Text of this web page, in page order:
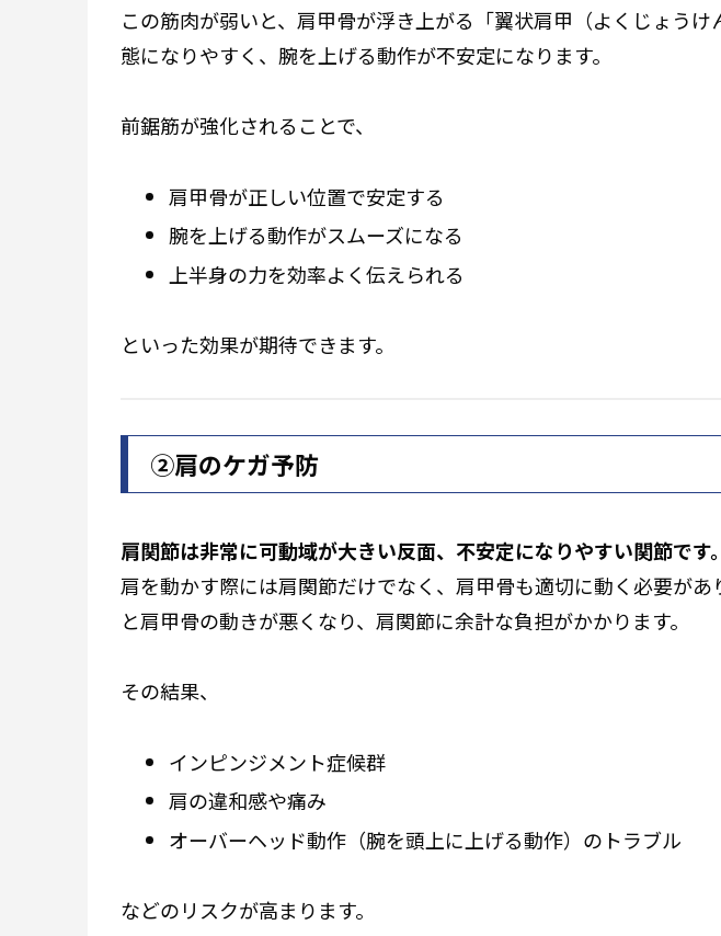
この筋肉が弱いと、肩甲骨が浮き上がる「翼状肩甲（よくじょう
態になりやすく、腕を上げる動作が不安定になります。
前鋸筋が強化されることで、
肩甲骨が正しい位置で安定する
腕を上げる動作がスムーズになる
上半身の力を効率よく伝えられる
といった効果が期待できます。
②肩のケガ予防
肩関節は非常に可動域が大きい反面、不安定になりやすい関節です。
肩を動かす際には肩関節だけでなく、肩甲骨も適切に動く必要があ
と肩甲骨の動きが悪くなり、肩関節に余計な負担がかかります。
その結果、
インピンジメント症候群
肩の違和感や痛み
オーバーヘッド動作（腕を頭上に上げる動作）のトラブル
などのリスクが高まります。